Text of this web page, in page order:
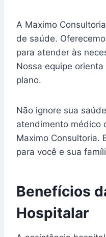
A Maximo
de saúde.
para atender às
Nossa equipe
plano.
Não ignore sua
atendimento médico
Maximo Consultoria.
para você e sua
Benefícios
Hospitalar